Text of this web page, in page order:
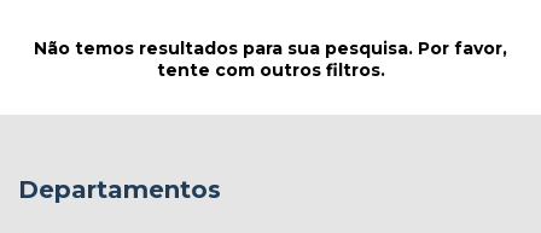
Não temos resultados para sua pesquisa. Por favor,
tente com outros filtros.
Departamentos